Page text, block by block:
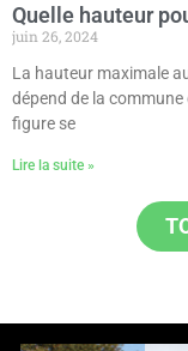
Quelle hauteur
juin 26, 2024
La hauteur maximale
dépend de la
figure se
Lire la suite »